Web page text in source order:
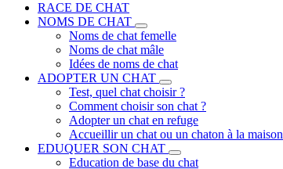
RACE DE CHAT
NOMS DE CHAT
Noms de chat femelle
Noms de chat mâle
Idées de noms de chat
ADOPTER UN CHAT
Test, quel chat choisir ?
Comment choisir son chat ?
Adopter un chat en refuge
Accueillir un chat ou un chaton à la maison
EDUQUER SON CHAT
Education de base du chat